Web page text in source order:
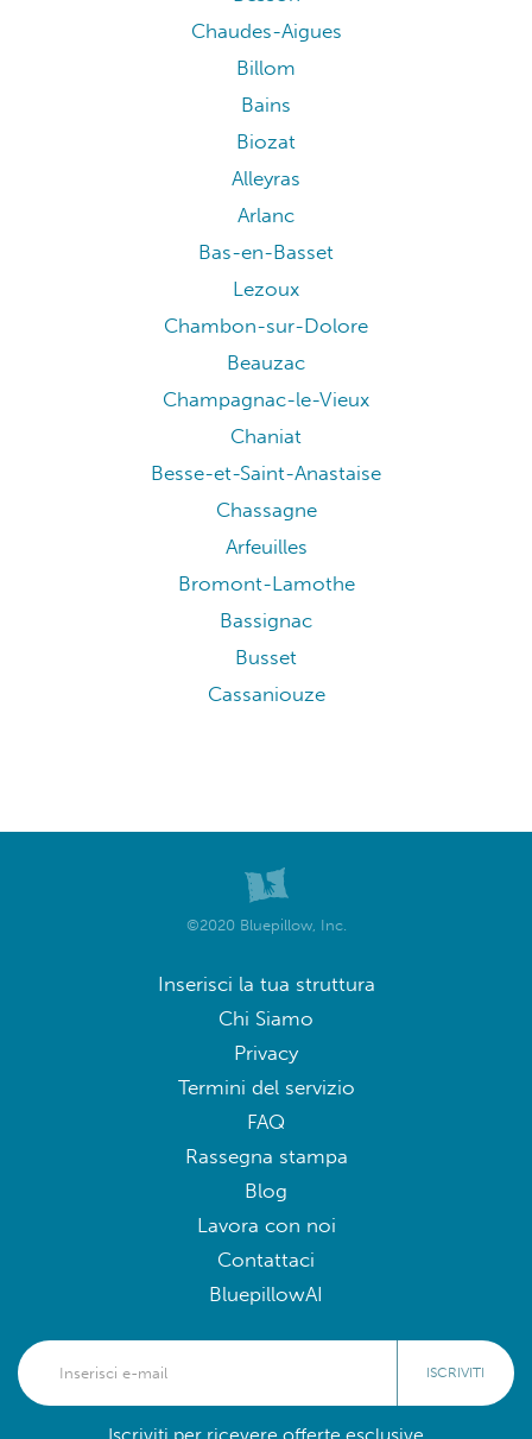
Chaudes-Aigues
Billom
Bains
Biozat
Alleyras
Arlanc
Bas-en-Basset
Lezoux
Chambon-sur-Dolore
Beauzac
Champagnac-le-Vieux
Chaniat
Besse-et-Saint-Anastaise
Chassagne
Arfeuilles
Bromont-Lamothe
Bassignac
Busset
Cassaniouze
©2020 Bluepillow, Inc.
Inserisci la tua struttura
Chi Siamo
Privacy
Termini del servizio
FAQ
Rassegna stampa
Blog
Lavora con noi
Contattaci
BluepillowAI
ISCRIVITI
Iscriviti per ricevere offerte esclusive